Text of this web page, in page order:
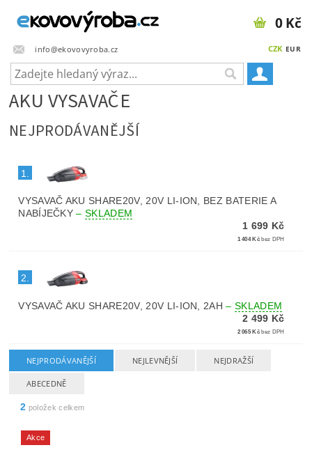
info@ekovovyroba.cz CZK EUR
0 Kč
AKU VYSAVAČE
NEJPRODÁVANĚJŠÍ
1.
VYSAVAČ AKU SHARE20V, 20V LI-ION, BEZ BATERIE A
NABÍJEČKY–SKLADEM
1 699 Kč
1 404 Kč bez DPH
2.
VYSAVAČ AKU SHARE20V, 20V LI-ION, 2AH–SKLADEM
2 499 Kč
2 065 Kč bez DPH
NEJPRODÁVANĚJŠÍ NEJLEVNĚJŠÍ NEJDRAŽŠÍ
ABECEDNĚ
2 položek celkem
Akce